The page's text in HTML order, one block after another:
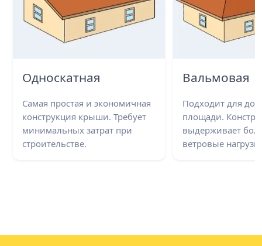
Односкатная
Самая простая и экономичная
конструкция крыши. Требует
минимальных затрат при
строительстве.
Вальмовая
Подходит для
площади.
выдерживает
ветровые